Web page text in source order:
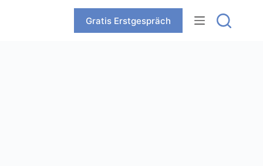
Gratis Erstgespräch